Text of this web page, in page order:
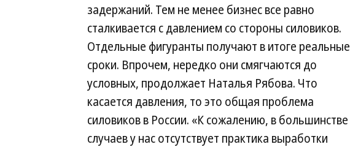
задержаний. Тем не менее бизнес все равно
сталкивается с давлением со стороны силовиков.
Отдельные фигуранты получают в итоге реальные
сроки. Впрочем, нередко они смягчаются до
условных, продолжает Наталья Рябова. Что
касается давления, то это общая проблема
силовиков в России. «К сожалению, в большинстве
случаев у нас отсутствует практика выработки